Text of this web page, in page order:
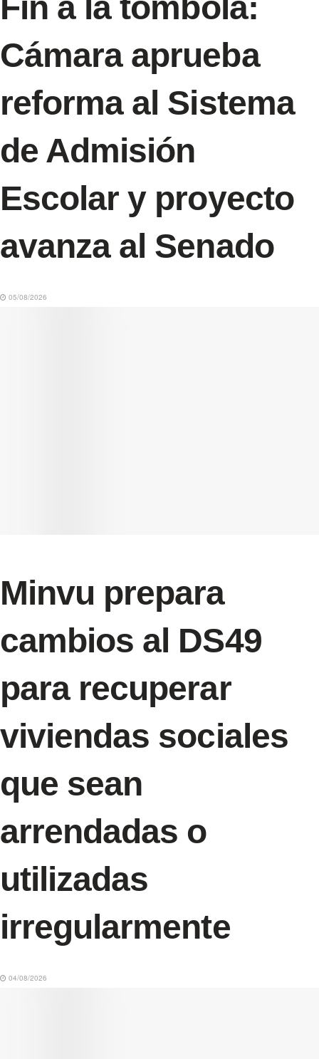
Cámara aprueba
reforma al Sistema
de Admisión
Escolar y proyecto
avanza al Senado
05/08/2026
Minvu prepara
cambios al DS49
para recuperar
viviendas sociales
que sean
arrendadas o
utilizadas
irregularmente
04/08/2026